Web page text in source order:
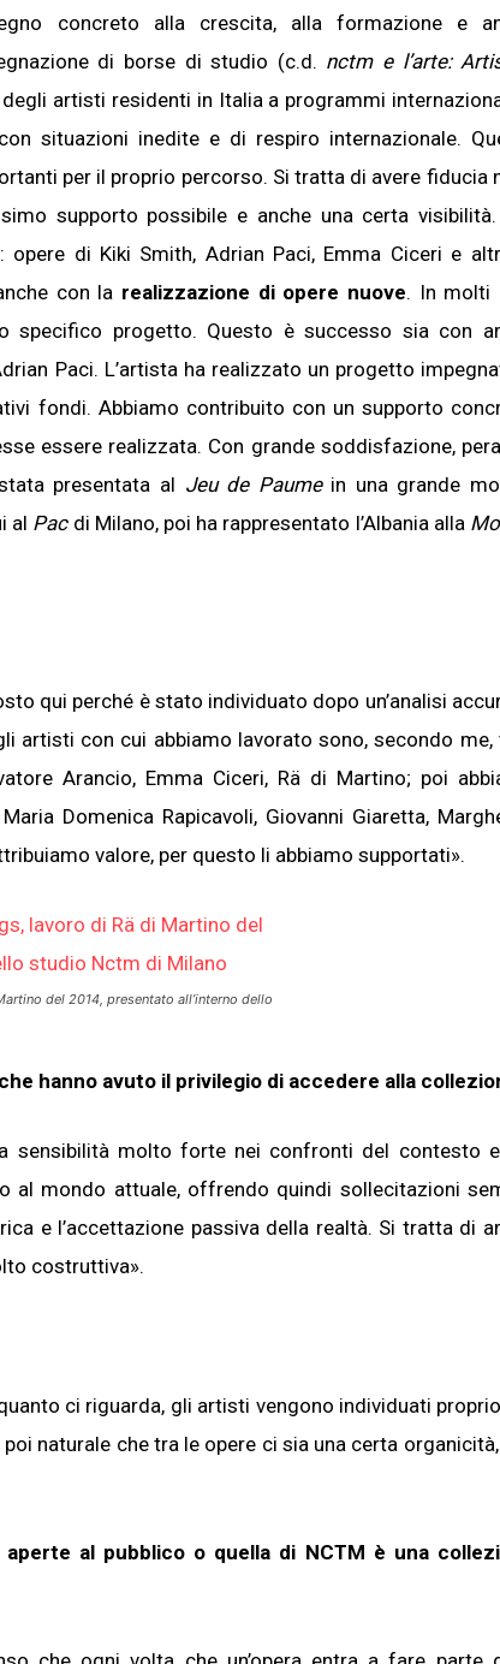
concreto alla crescita, alla formazione e
di borse di studio (c.d. nctm e l’arte:
artisti residenti in Italia a programmi
situazioni inedite e di respiro internazionale.
per il proprio percorso. Si tratta di avere fiducia
supporto possibile e anche una certa
di Kiki Smith, Adrian Paci, Emma Ciceri e
con la realizzazione di opere nuove. In molti
specifico progetto. Questo è successo sia con
Paci. L’artista ha realizzato un progetto
fondi. Abbiamo contribuito con un supporto
essere realizzata. Con grande soddisfazione,
presentata al Jeu de Paumein una grande
al Pacdi Milano, poi ha rappresentato l’Albania alla
qui perché è stato individuato dopo un’analisi
artisti con cui abbiamo lavorato sono, secondo me,
Arancio, Emma Ciceri, Rä di Martino; poi
Domenica Rapicavoli, Giovanni Giaretta,
valore, per questo li abbiamo supportati».
del 2014, presentato all’interno dello
hanno avuto il privilegio di accedere alla
sensibilità molto forte nei confronti del contesto
al mondo attuale, offrendo quindi sollecitazioni
e l’accettazione passiva della realtà. Si tratta di
costruttiva».
ci riguarda, gli artisti vengono individuati
naturale che tra le opere ci sia una certa organicità,
al pubblico o quella di NCTM è una
ISCRIVITI!